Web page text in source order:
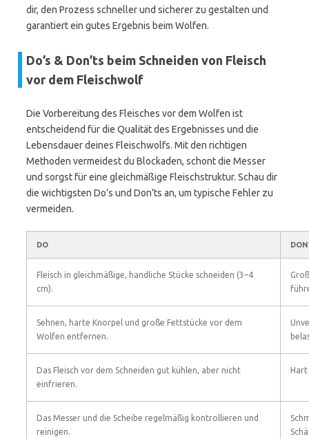
dir, den Prozess schneller und sicherer zu gestalten und
garantiert ein gutes Ergebnis beim Wolfen.
Do’s & Don’ts beim Schneiden von Fleisch
vor dem Fleischwolf
Die Vorbereitung des Fleisches vor dem Wolfen ist
entscheidend für die Qualität des Ergebnisses und die
Lebensdauer deines Fleischwolfs. Mit den richtigen
Methoden vermeidest du Blockaden, schont die Messer
und sorgst für eine gleichmäßige Fleischstruktur. Schau dir
die wichtigsten Do’s und Don’ts an, um typische Fehler zu
vermeiden.
DO
Fleisch in gleichmäßige, handliche Stücke schneiden (3–4
cm).
Sehnen, harte Knorpel und große Fettstücke vor dem
Wolfen entfernen.
Das Fleisch vor dem Schneiden gut kühlen, aber nicht
einfrieren.
Hart
Das Messer und die Scheibe regelmäßig kontrollieren und
reinigen.